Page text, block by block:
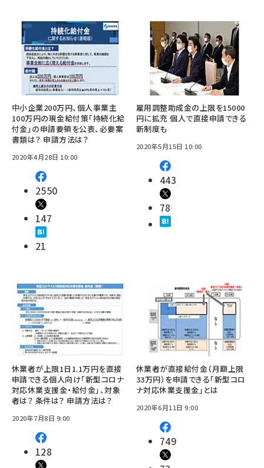
中小企業200万円、個人事業主
100万円の現金給付策「持続化給
付金」の申請要領を公表、必要案
書類は？ 申請方法は？
2020年4月28日 10:00
2550
147
21
雇用調整助成金の上限を15000
円に拡充 個人で直接申請できる
新制度も
2020年5月15日 10:00
443
78
休業者が上限1日1.1万円を直接
申請できる個人向け「新型コロナ
対応休業支援金・給付金」、対象
者は？ 条件は？ 申請方法は？
2020年7月8日 9:00
128
休業者が直接給付金（月額上限
33万円）を申請できる「新型コロ
ナ対応休業支援金」とは
2020年6月11日 9:00
749